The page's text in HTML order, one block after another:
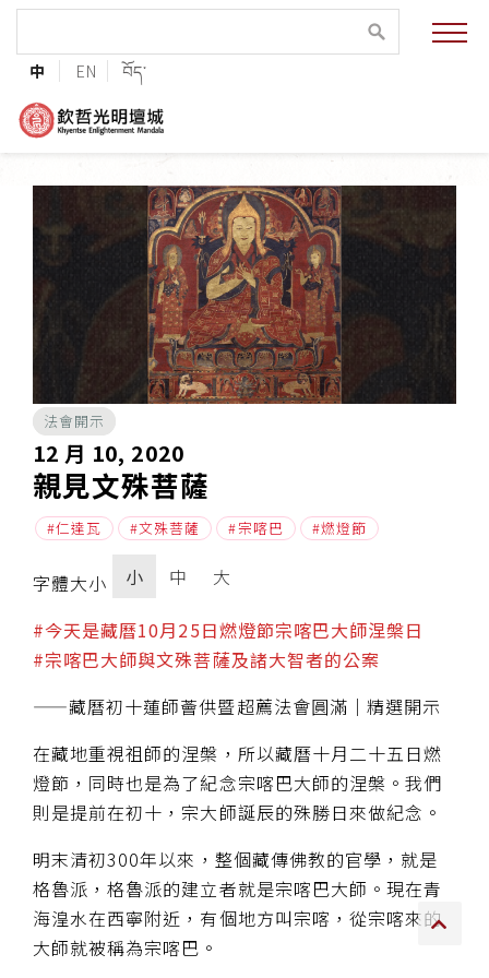
中 EN བོད་
緣起與願景
法王與上師的祝福
培植福田
加入志工
巴麥欽哲傳承
第三世巴麥欽哲仁波切
傳承上師授證
專書與譯著
*巴麥寺與麥青寺的聯合聲明
尊貴上師珍寶開示
巴麥欽哲珍寶開示
前行開示文集
媒體影音集
法會開示
12 月 10, 2020
親見文殊菩薩
仁達瓦 文殊菩薩 宗喀巴 燃燈節
字體大小 小 中 大
#今天是藏曆10月25日燃燈節宗喀巴大師涅槃日
#宗喀巴大師與文殊菩薩及諸大智者的公案
——藏曆初十蓮師薈供暨超薦法會圓滿│精選開示
在藏地重視祖師的涅槃，所以藏曆十月二十五日燃
燈節，同時也是為了紀念宗喀巴大師的涅槃。我們
則是提前在初十，宗大師誕辰的殊勝日來做紀念。
明末清初300年以來，整個藏傳佛教的官學，就是
格魯派，格魯派的建立者就是宗喀巴大師。現在青
海湟水在西寧附近，有個地方叫宗喀，從宗喀來的
大師就被稱為宗喀巴。